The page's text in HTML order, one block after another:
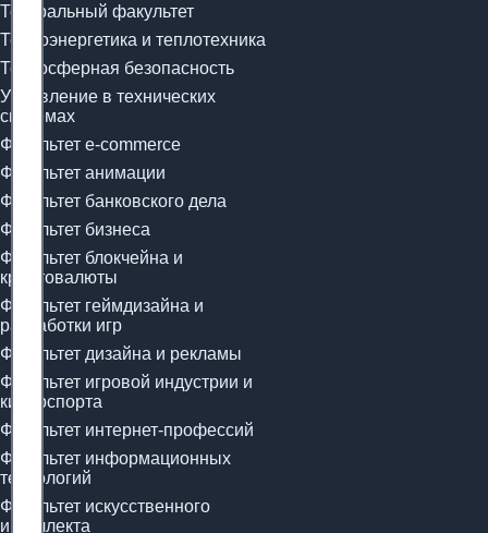
Театральный факультет
Теплоэнергетика и теплотехника
Техносферная безопасность
Управление в технических
системах
Факультет e-commerce
Факультет анимации
Факультет банковского дела
Факультет бизнеса
Факультет блокчейна и
криптовалюты
Факультет геймдизайна и
разработки игр
Факультет дизайна и рекламы
Факультет игровой индустрии и
киберспорта
Факультет интернет-профессий
Факультет информационных
технологий
Факультет искусственного
интеллекта